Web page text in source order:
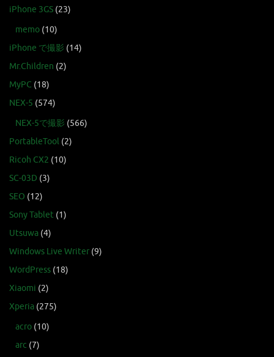
iPhone 3GS (23)
memo (10)
iPhone で撮影 (14)
Mr.Children (2)
MyPC (18)
NEX-5 (574)
NEX-5で撮影 (566)
PortableTool (2)
Ricoh CX2 (10)
SC-03D (3)
SEO (12)
Sony Tablet (1)
Utsuwa (4)
Windows Live Writer (9)
WordPress (18)
Xiaomi (2)
Xperia (275)
acro (10)
arc (7)